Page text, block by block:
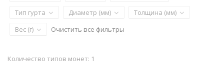
Тип гурта
Диаметр (мм)
Толщина (мм)
Вес (г)
Очистить все фильтры
Количество типов монет: 1